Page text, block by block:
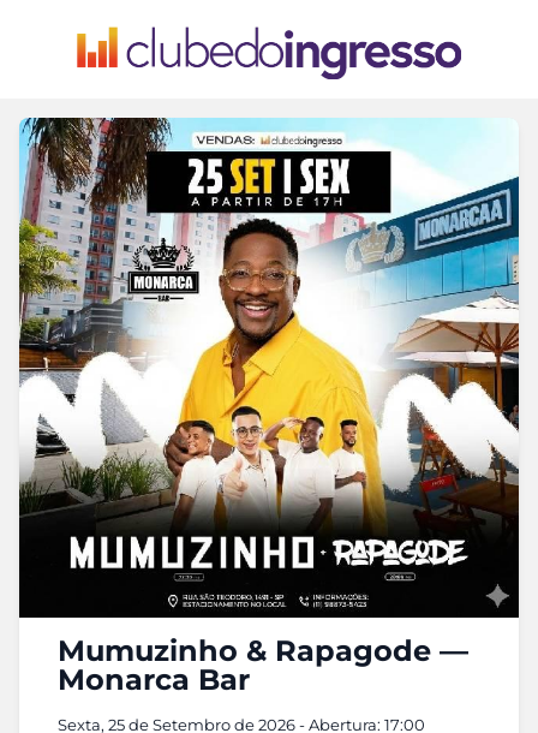
Mumuzinho & Rapagode —
Monarca Bar
Sexta, 25 de Setembro de 2026 - Abertura: 17:00